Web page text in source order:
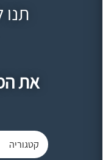
את
קטגוריה